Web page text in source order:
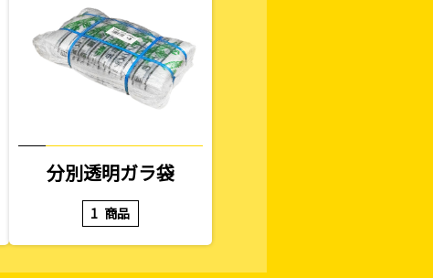
分別透明ガラ袋
1 商品